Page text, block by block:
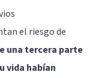
el riesgo de
una tercera parte
vida habían